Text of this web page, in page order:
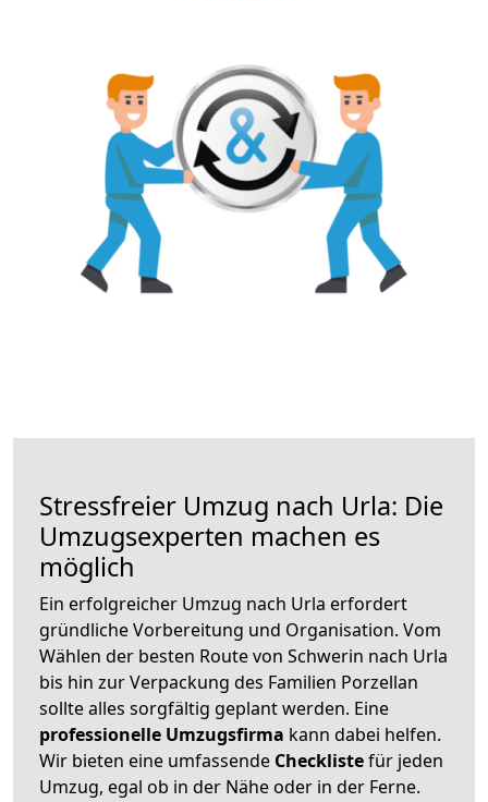
Stressfreier Umzug nach Urla: Die
Umzugsexperten machen es
möglich
Ein erfolgreicher Umzug nach Urla erfordert
gründliche Vorbereitung und Organisation. Vom
Wählen der besten Route von Schwerin nach Urla
bis hin zur Verpackung des Familien Porzellan
sollte alles sorgfältig geplant werden. Eine
professionelle Umzugsfirma kann dabei helfen.
Wir bieten eine umfassende Checklistefür jeden
Umzug, egal ob in der Nähe oder in der Ferne.